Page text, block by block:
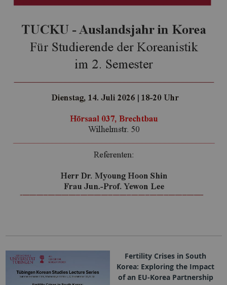
Fertility Crises in South
Korea: Exploring the Impact
of an EU-Korea Partnership